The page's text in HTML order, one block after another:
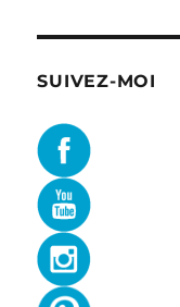
SUIVEZ-MOI